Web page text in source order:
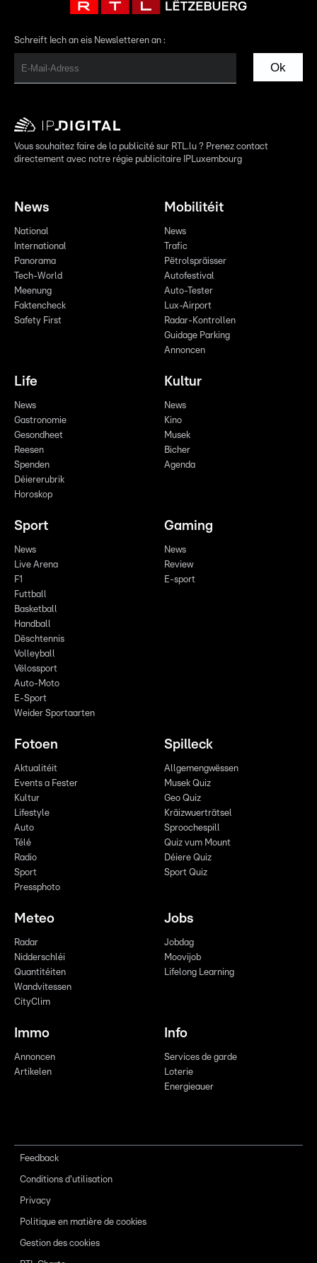
Schreift Iech an eis Newsletteren an :
Ok
Vous souhaitez faire de la publicité sur RTL.lu ? Prenez contact
directement avec notre régie publicitaire IPLuxembourg
News
National
International
Panorama
Tech-World
Meenung
Faktencheck
Safety First
Mobilitéit
News
Trafic
Pëtrolspräisser
Autofestival
Auto-Tester
Lux-Airport
Radar-Kontrollen
Guidage Parking
Annoncen
Life
News
Gastronomie
Gesondheet
Reesen
Spenden
Déiererubrik
Horoskop
Kultur
News
Kino
Musek
Bicher
Agenda
Sport
News
Live Arena
F1
Futtball
Basketball
Handball
Dëschtennis
Volleyball
Vëlossport
Auto-Moto
E-Sport
Weider Sportaarten
Gaming
News
Review
E-sport
Fotoen
Aktualitéit
Events a Fester
Kultur
Lifestyle
Auto
Télé
Radio
Sport
Pressphoto
Spilleck
Allgemengwëssen
Musek Quiz
Geo Quiz
Kräizwuerträtsel
Sproochespill
Quiz vum Mount
Déiere Quiz
Sport Quiz
Meteo
Radar
Nidderschléi
Quantitéiten
Wandvitessen
CityClim
Jobs
Jobdag
Moovijob
Lifelong Learning
Immo
Annoncen
Artikelen
Info
Services de garde
Loterie
Energieauer
Feedback
Conditions d'utilisation
Privacy
Politique en matière de cookies
Gestion des cookies